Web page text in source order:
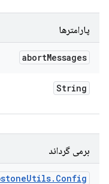
پارامترها
abortMessages
String
برمی گرداند
Utils. Config